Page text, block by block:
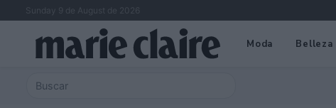
Sunday 9 de August de 2026
Moda Belleza